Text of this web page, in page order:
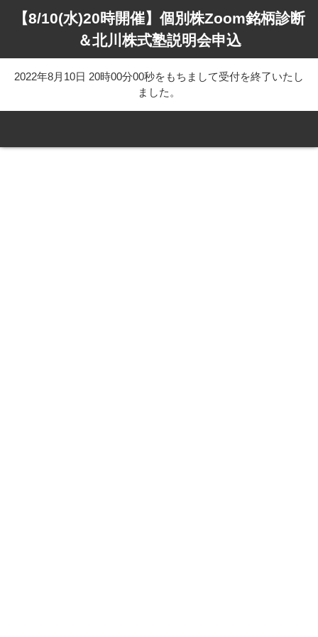
【8/10(水)20時開催】個別株Zoom銘柄診断
＆北川株式塾説明会申込
2022年8月10日 20時00分00秒をもちまして受付を終了いたし
ました。